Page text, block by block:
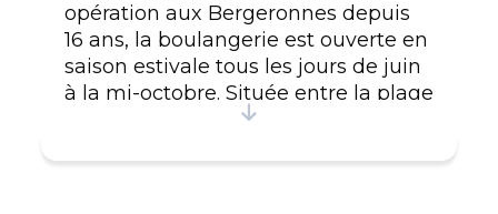
opération aux Bergeronnes depuis
16 ans, la boulangerie est ouverte en
saison estivale tous les jours de juin
à la mi-octobre. Située entre la plage
et la forêt, la boulangerie offre une